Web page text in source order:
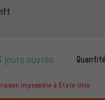
jours ouvrés
impossible à États-Unis